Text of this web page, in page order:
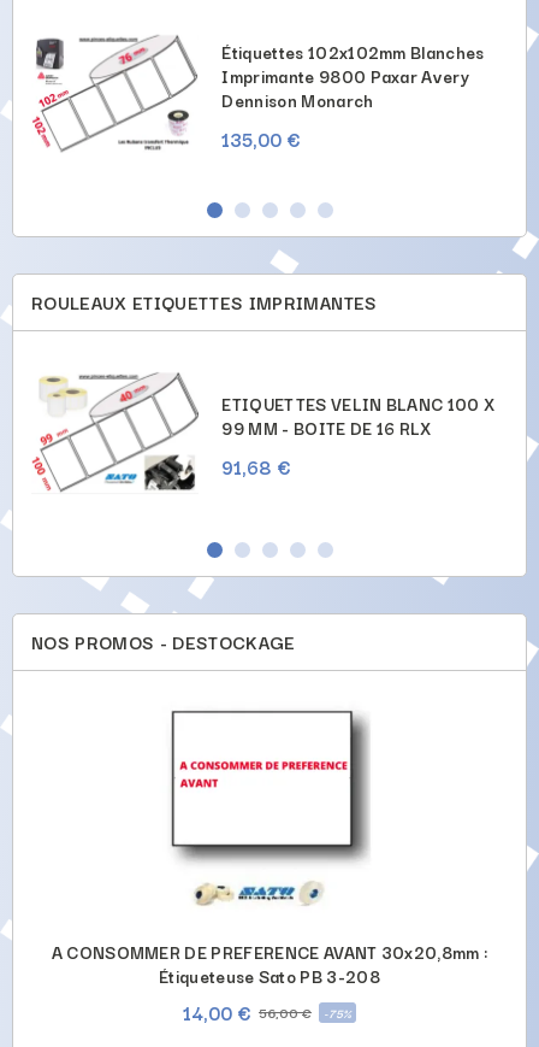
Étiquettes 102x102mm Blanches
Imprimante 9800 Paxar Avery
Dennison Monarch
135,00 €
ROULEAUX ETIQUETTES IMPRIMANTES
ETIQUETTES VELIN BLANC 100 X
99 MM - BOITE DE 16 RLX
91,68 €
NOS PROMOS - DESTOCKAGE
A CONSOMMER DE PREFERENCE AVANT 30x20,8mm :
Étiqueteuse Sato PB 3-208
14,00 € 56,00 € -75%